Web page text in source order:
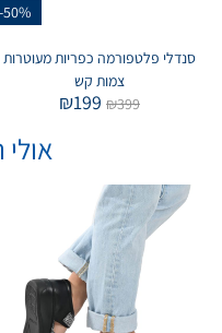
-50%
סנדלי פלטפורמה כפריות מעוטרות
צמות קש
₪399
₪199